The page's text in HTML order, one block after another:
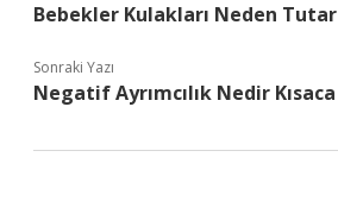
Bebekler Kulakları Neden Tutar
Sonraki Yazı
Negatif Ayrımcılık Nedir Kısaca